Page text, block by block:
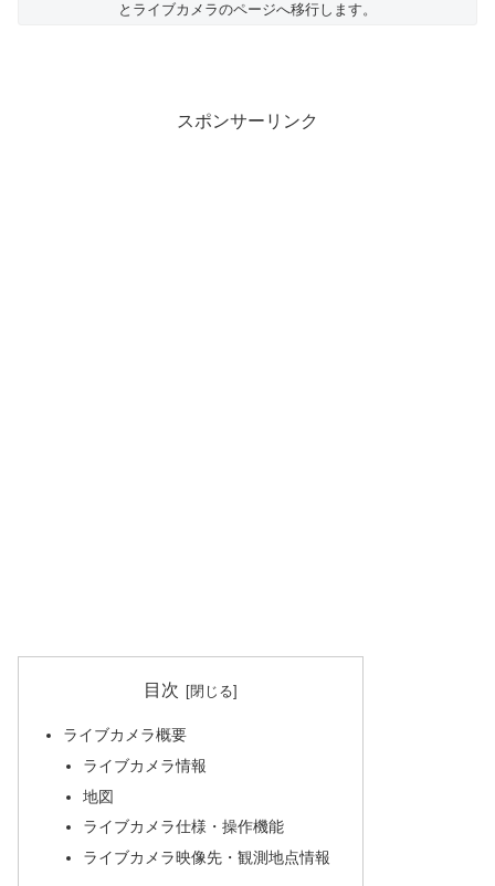
とライブカメラのページへ移行します。
スポンサーリンク
目次
ライブカメラ概要
ライブカメラ情報
地図
ライブカメラ仕様・操作機能
ライブカメラ映像先・観測地点情報